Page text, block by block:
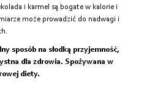
i karmel są bogate w kalorie i
może prowadzić do nadwagi i
sposób na słodką przyjemność,
dla zdrowia. Spożywana w
diety.